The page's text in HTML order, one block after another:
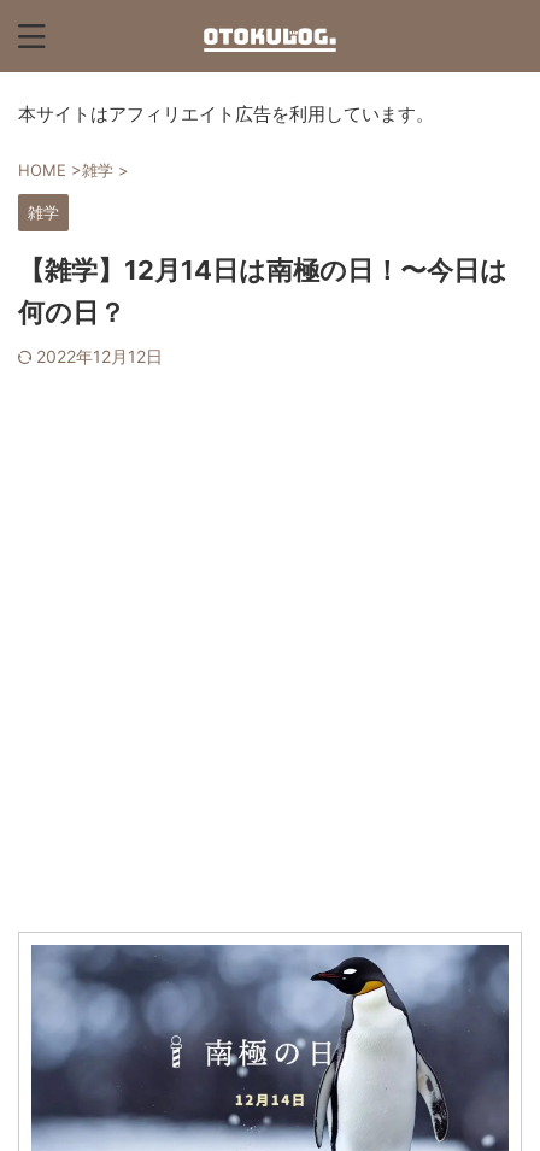
本サイトはアフィリエイト広告を利用しています。
HOME >雑学 >
雑学
【雑学】12月14日は南極の日！〜今日は
何の日？
2022年12月12日